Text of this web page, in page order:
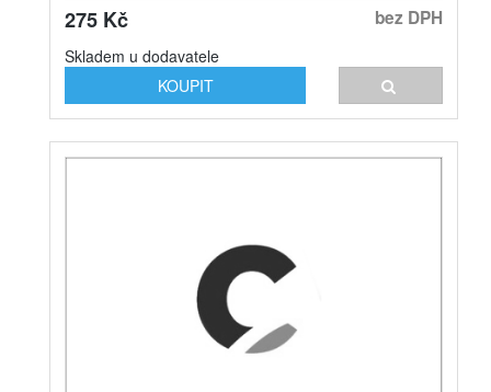
275 Kč bez DPH
Skladem u dodavatele
KOUPIT